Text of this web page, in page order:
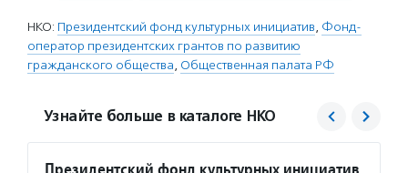
НКО: Президентский фонд культурных инициатив, Фонд-
оператор президентских грантов по развитию
гражданского общества, Общественная палата РФ
Узнайте больше в каталоге НКО